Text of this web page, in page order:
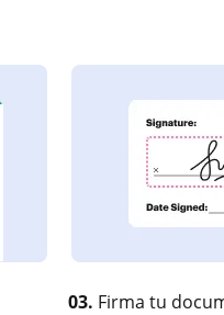
03. Firma tu